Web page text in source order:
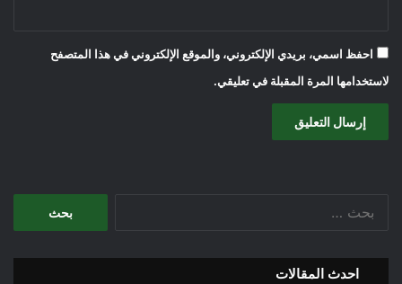
احفظ اسمي، بريدي الإلكتروني، والموقع الإلكتروني في هذا المتصفح
لاستخدامها المرة المقبلة في تعليقي.
احدث المقالات